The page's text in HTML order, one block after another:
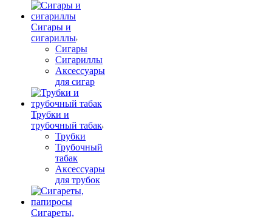
Сигары и
сигариллы
Сигары
Сигариллы
Аксессуары
для сигар
Трубки и
трубочный табак
Трубки
Трубочный
табак
Аксессуары
для трубок
Сигареты,